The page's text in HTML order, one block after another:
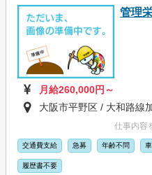
管理
月給260,000円～
大阪市平野区 / 大和路線
仕事内容
交通費支給 急募 年齢不問
履歴書不要